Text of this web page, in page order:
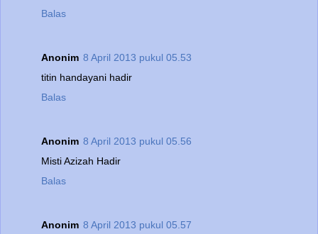
Balas
Anonim 8 April 2013 pukul 05.53
titin handayani hadir
Balas
Anonim 8 April 2013 pukul 05.56
Misti Azizah Hadir
Balas
Anonim 8 April 2013 pukul 05.57